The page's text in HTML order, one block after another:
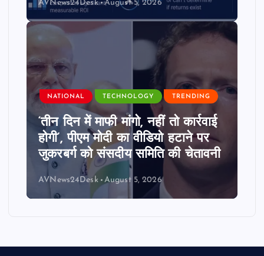
AVNews24Desk August 5, 2026
NATIONAL TECHNOLOGY TRENDING
‘तीन दिन में माफी मांगो, नहीं तो कार्रवाई
होगी’, पीएम मोदी का वीडियो हटाने पर
जुकरबर्ग को संसदीय समिति की चेतावनी
AVNews24Desk August 5, 2026